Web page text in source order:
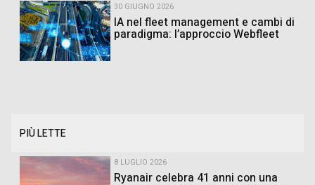
30 GIUGNO 2026
IA nel fleet management e cambi di
paradigma: l’approccio Webfleet
PIÙ LETTE
8 LUGLIO 2026
Ryanair celebra 41 anni con una